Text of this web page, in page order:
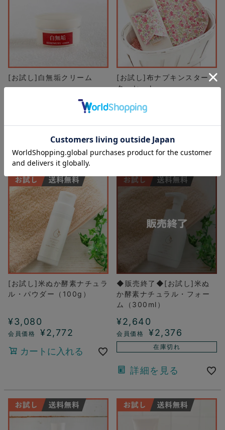
[お試し]白無垢クリーム
¥2,871
カートに入れる
[お試し]布ナプキンスター
ターセット
3,080
¥1,540
カートに入れる
[お試し]米ぬか酵素ナチュラ
ル・パウダー（100g）
¥3,080
¥2,772
カートに入れる
◆販売終了◆[お試し]米ぬ
か酵素ナチュラル・フォー
ム（300ml）
¥2,640
¥2,376
在庫切れ
詳細を見る